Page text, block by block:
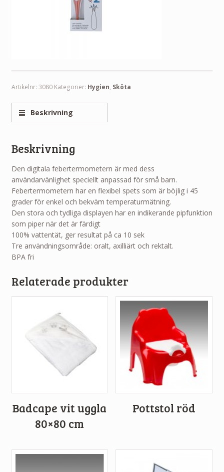
Artikelnr: 3080 Kategorier: Hygien, Sköta
Beskrivning
Beskrivning
Den digitala febertermometern är med dess
användarvänlighet speciellt anpassad för små barn.
Febertermometern har en flexibel spets som är böjlig i 45
grader för enkel och bekväm temperaturmätning.
Den stora och tydliga displayen har en indikerande pipfunktion
som piper när det är färdigt
100% vattentät, ger resultat på ca 10 sek
Tre användningsområde: oralt, axilliärt och rektalt.
BPA fri
Relaterade produkter
Badcape vit uggla
80×80 cm
Pottstol röd